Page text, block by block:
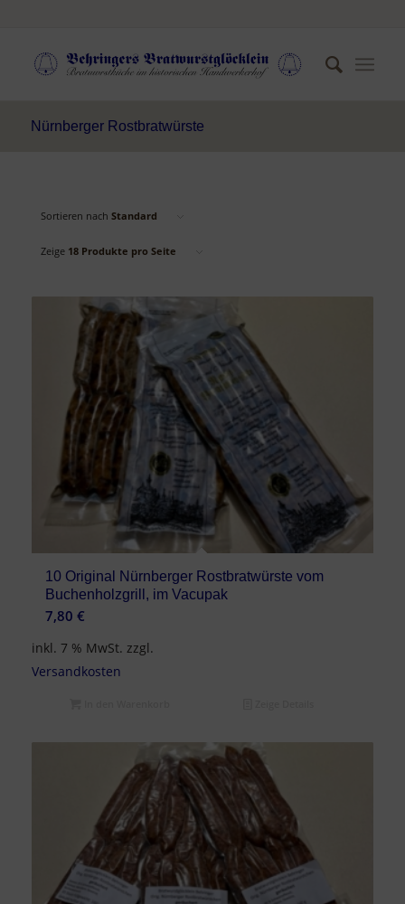
Nürnberger Rostbratwürste
Sortieren nach Standard
Zeige 18 Produkte pro Seite
10 Original Nürnberger Rostbratwürste vom
Buchenholzgrill, im Vacupak
7,80 €
inkl. 7 % MwSt. zzgl.
Versandkosten